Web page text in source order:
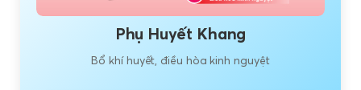
Phụ Huyết Khang
Bổ khí huyết, điều hòa kinh nguyệt